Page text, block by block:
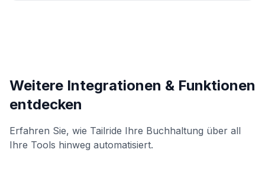
Weitere Integrationen & Funktionen
entdecken
Erfahren Sie, wie Tailride Ihre Buchhaltung über all
Ihre Tools hinweg automatisiert.